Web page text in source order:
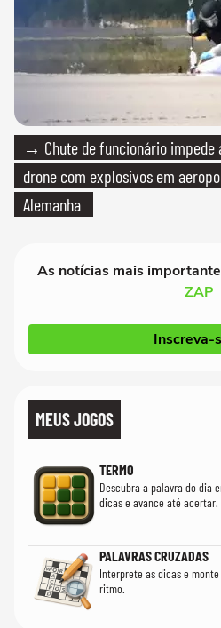
→ Chute de funcionário impede
drone com explosivos em
Alemanha
As notícias mais
ZAP
Inscreva-
MEUS JOGOS
TERMO
Descubra a palavra do dia
dicas e avance até acertar.
PALAVRAS CRUZADAS
Interprete as dicas e
ritmo.